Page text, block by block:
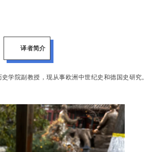
译者简介
学院副教授，现从事欧洲中世纪史和德国史研究。